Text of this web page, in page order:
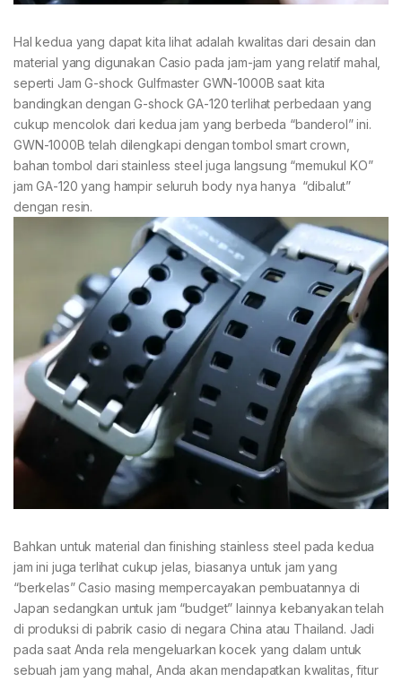
Hal kedua yang dapat kita lihat adalah kwalitas dari desain dan
material yang digunakan Casio pada jam-jam yang relatif mahal,
seperti Jam G-shock Gulfmaster GWN-1000B saat kita
bandingkan dengan G-shock GA-120 terlihat perbedaan yang
cukup mencolok dari kedua jam yang berbeda “banderol” ini.
GWN-1000B telah dilengkapi dengan tombol smart crown,
bahan tombol dari stainless steel juga langsung “memukul KO”
jam GA-120 yang hampir seluruh body nya hanya “dibalut”
dengan resin.
Bahkan untuk material dan finishing stainless steel pada kedua
jam ini juga terlihat cukup jelas, biasanya untuk jam yang
“berkelas” Casio masing mempercayakan pembuatannya di
Japan sedangkan untuk jam “budget” lainnya kebanyakan telah
di produksi di pabrik casio di negara China atau Thailand. Jadi
pada saat Anda rela mengeluarkan kocek yang dalam untuk
sebuah jam yang mahal, Anda akan mendapatkan kwalitas, fitur